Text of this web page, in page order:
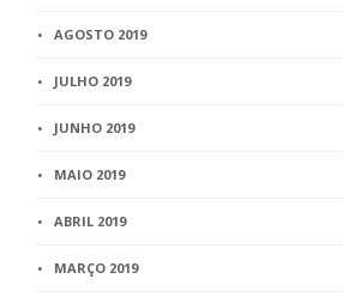
AGOSTO 2019
JULHO 2019
JUNHO 2019
MAIO 2019
ABRIL 2019
MARÇO 2019